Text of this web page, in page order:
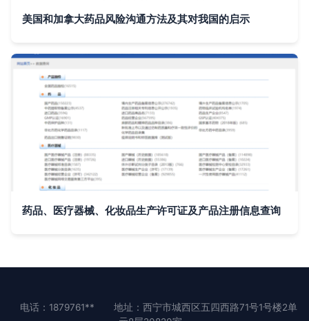
美国和加拿大药品风险沟通方法及其对我国的启示
药品、医疗器械、化妆品生产许可证及产品注册信息查询
电话：1879761**
地址：西宁市城西区五四西路71号1号楼2单